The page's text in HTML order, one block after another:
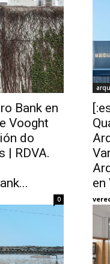
Bank en
Vooght
do
| RDVA.
0
en